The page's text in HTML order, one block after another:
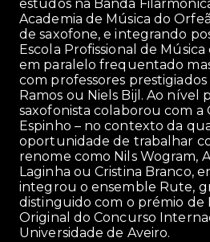
estudos na Banda
Academia de Música do
de saxofone, e integrando
Escola Profissional de
em paralelo frequentado
com professores
Ramos ou Niels Bijl. Ao nível
saxofonista colaborou com a
Espinho – no contexto da
oportunidade de trabalhar
renome como Nils Wogram,
Laginha ou Cristina Branco,
integrou o ensemble Rute,
distinguido com o prémio de
Original do Concurso
Universidade de Aveiro.